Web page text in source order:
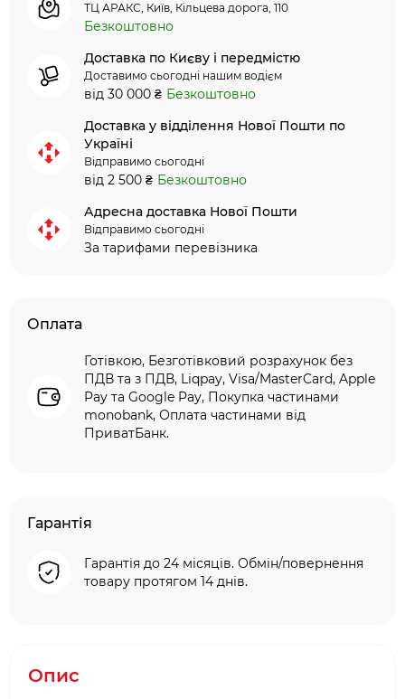
ТЦ АРАКС, Київ, Кільцева дорога, 110
Безкоштовно
Доставка по Києву і передмістю
Доставимо сьогодні нашим водієм
від 30 000 ₴ Безкоштовно
Доставка у відділення Нової Пошти по
Україні
Відправимо сьогодні
від 2 500 ₴ Безкоштовно
Адресна доставка Нової Пошти
Відправимо сьогодні
За тарифами перевізника
Оплата
Готівкою, Безготівковий розрахунок без
ПДВ та з ПДВ, Liqpay, Visa/MasterCard, Apple
Pay та Google Pay, Покупка частинами
monobank, Оплата частинами від
ПриватБанк.
Гарантія
Гарантія до 24 місяців. Обмін/повернення
товару протягом 14 днів.
Опис